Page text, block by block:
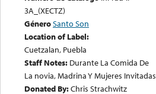
3A_(XECTZ)
GéneroSanto Son
Location of Label:
Cuetzalan, Puebla
Staff Notes: Durante La Comida De
La novia, Madrina Y Mujeres Invitadas
Donated By:Chris Strachwitz